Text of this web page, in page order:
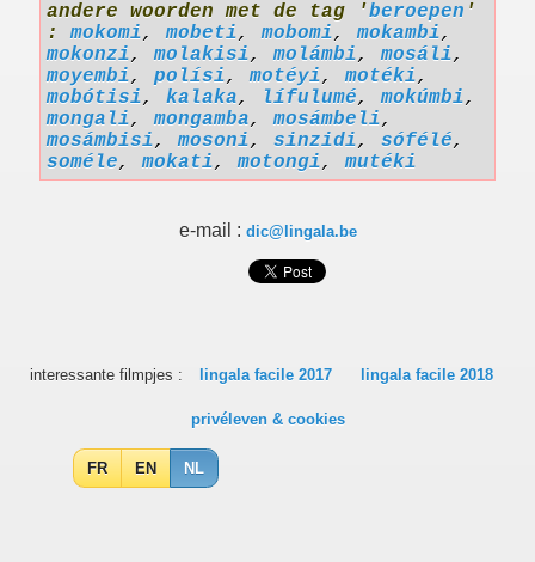
andere woorden met de tag 'beroepen '
:mokomi,mobeti,mobomi,mokambi,
mokonzi,molakisi,molámbi,mosáli,
moyembi, polísi,motéyi,motéki,
mobótisi, kalaka, lífulumé,mokúmbi,
mongali,mongamba,mosámbeli,
mosámbisi,mosoni, sinzidi, sófélé,
soméle,mokati,motongi,mutéki
e-mail : dic@lingala.be
interessante filmpjes : lingala facile 2017 lingala facile 2018
privéleven & cookies
FR EN NL